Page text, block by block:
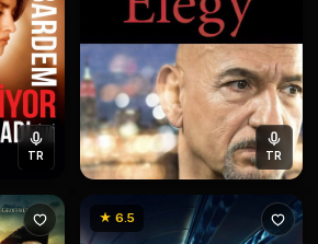
TR TR
★ 6.5